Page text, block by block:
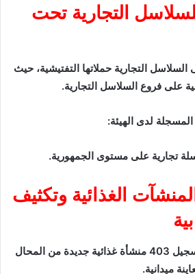
للسلاسل التجارية تحت
التجارية حملاتها التفتيشية، حيث
لدى الهيئة:
الغذائية وتكثيف
شهد الأسبوع الماضي تسجيل 403 منشأة غذائية جديدة من المحال